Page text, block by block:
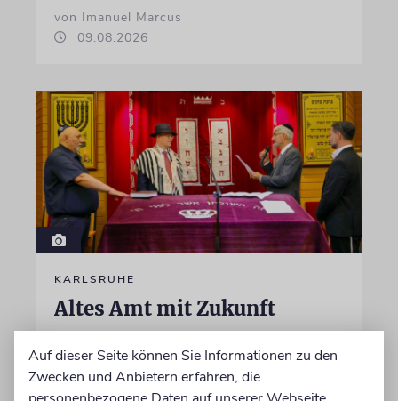
von Imanuel Marcus
09.08.2026
KARLSRUHE
Altes Amt mit Zukunft
erstmals einen Oberrabbiner, erinnerte an 55
Jahre Gemeindehaus und gab ihrer Synagoge
Auf dieser Seite können Sie Informationen zu den
Zwecken und Anbietern erfahren, die